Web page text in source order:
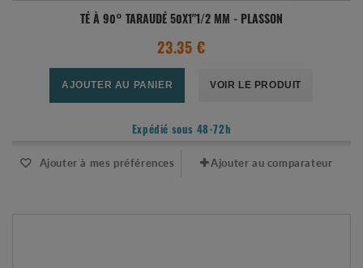
TÉ À 90° TARAUDÉ 50X1"1/2 MM - PLASSON
23.35 €
AJOUTER AU PANIER VOIR LE PRODUIT
Expédié sous 48-72h
Ajouter à mes préférences Ajouter au comparateur